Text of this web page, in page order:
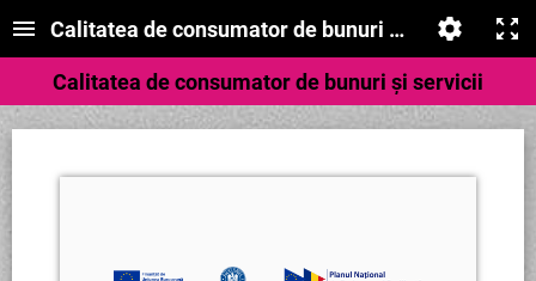
Calitatea de consumator de bunuri și servicii
Calitatea de consumator de bunuri și servicii